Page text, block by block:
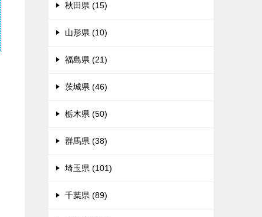
秋田県 (15)
山形県 (10)
福島県 (21)
茨城県 (46)
栃木県 (50)
群馬県 (38)
埼玉県 (101)
千葉県 (89)